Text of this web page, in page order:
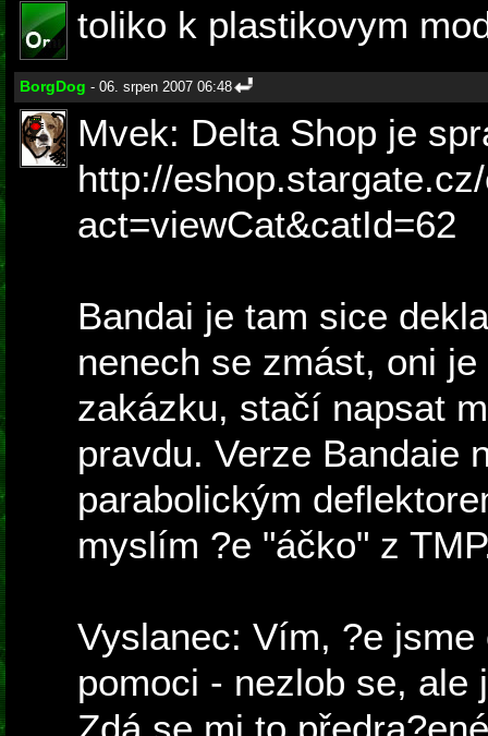
toliko k plastikovym
BorgDog - 06. srpen 2007 06:48
Mvek: Delta Shop je
http://
act=viewCat&catId=62
Bandai je tam sice
nenech se zmást, oni
zakázku, stačí napsat
pravdu. Verze Bandaie
parabolickým
myslím ?e "áčko" z
Vyslanec: Vím, ?e
pomoci - nezlob se,